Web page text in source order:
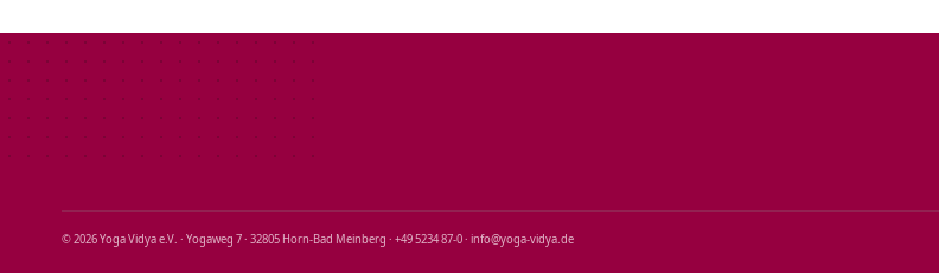
© 2026 Yoga Vidya e.V. · Yogaweg 7 · 32805 Horn‑Bad Meinberg · +49 5234 87‑0 · info@yoga‑vidya.de